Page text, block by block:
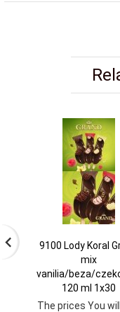
9100 Lody Koral
mix
vanilia/beza/
120 ml 1x30
The prices You